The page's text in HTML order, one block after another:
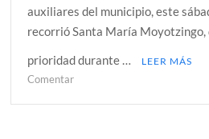
auxiliares del municipio, este
recorrió Santa María Moyotzingo,
prioridad durante …
LEER MÁS
Comentaren